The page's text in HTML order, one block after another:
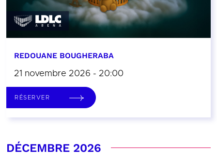
REDOUANE BOUGHERABA
21 novembre 2026 - 20:00
RÉSERVER
DÉCEMBRE 2026